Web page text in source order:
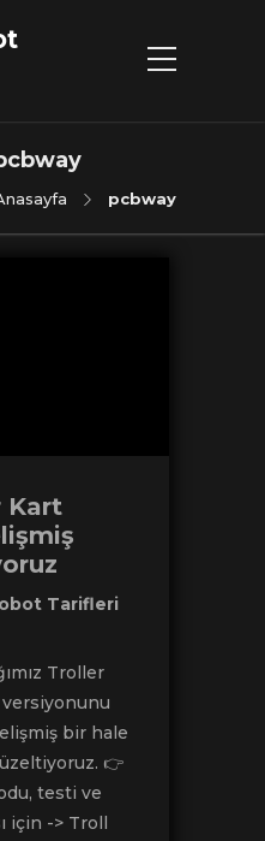
pcbway
Kart
Tarifleri
Troller
versiyonunu
bir hale
👉
testi ve
için -> Troll